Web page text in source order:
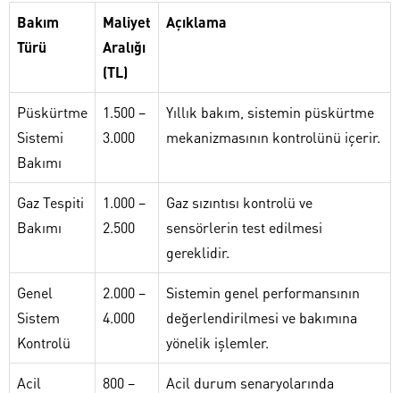
Bakım
Türü
Maliyet
Aralığı
(TL)
Açıklama
Püskürtme
Sistemi
Bakımı
1.500 –
3.000
Yıllık bakım, sistemin püskürtme
mekanizmasının kontrolünü içerir.
Gaz Tespiti
Bakımı
1.000 –
2.500
Gaz sızıntısı kontrolü ve
sensörlerin test edilmesi
gereklidir.
Genel
Sistem
Kontrolü
2.000 –
4.000
Sistemin genel performansının
değerlendirilmesi ve bakımına
yönelik işlemler.
Acil
800 –
Acil durum senaryolarında